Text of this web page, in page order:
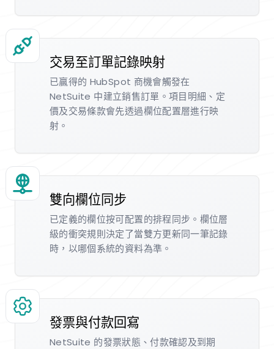
交易至訂單記錄映射
已贏得的 HubSpot 商機會觸發在
NetSuite 中建立銷售訂單。項目明細、定
價及交易條款會先透過欄位配置層進行映
射。
雙向欄位同步
已定義的欄位按可配置的排程同步。欄位層
級的衝突規則決定了當雙方更新同一筆記錄
時，以哪個系統的資料為準。
發票與付款回寫
NetSuite 的發票狀態、付款確認及到期